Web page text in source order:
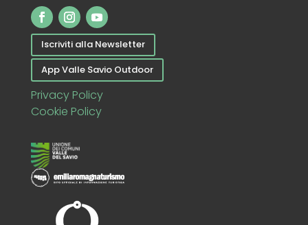
Iscriviti alla Newsletter
App Valle Savio Outdoor
Privacy Policy
Cookie Policy